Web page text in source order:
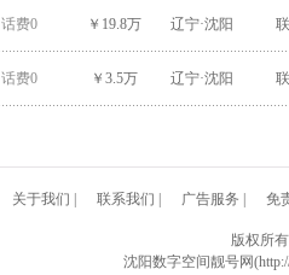
话费0 ￥19.8万 辽宁·沈阳
话费0 ￥3.5万 辽宁·沈阳
关于我们 联系我们 广告服务 免
版权所
沈阳数字空间靓号网